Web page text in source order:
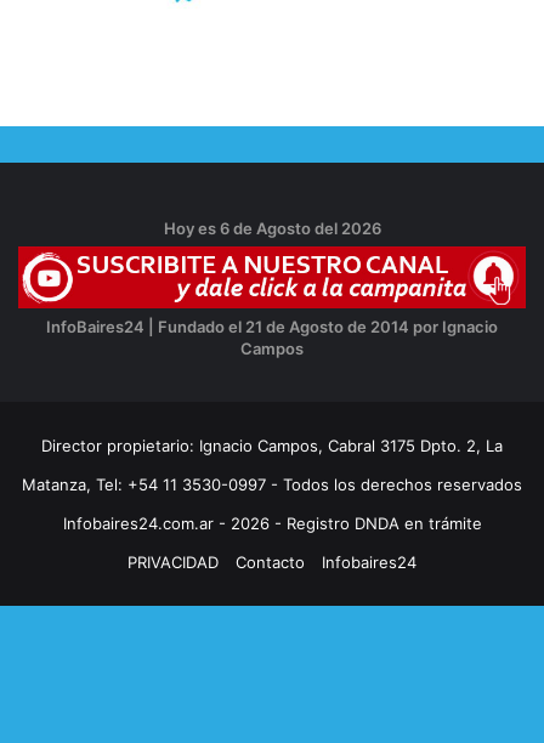
Hoy es 6 de Agosto del 2026
InfoBaires24 | Fundado el 21 de Agosto de 2014 por Ignacio
Campos
Director propietario: Ignacio Campos, Cabral 3175 Dpto. 2, La
Matanza, Tel: +54 11 3530-0997 - Todos los derechos reservados
Infobaires24.com.ar - 2026 - Registro DNDA en trámite
PRIVACIDAD
Contacto Infobaires24